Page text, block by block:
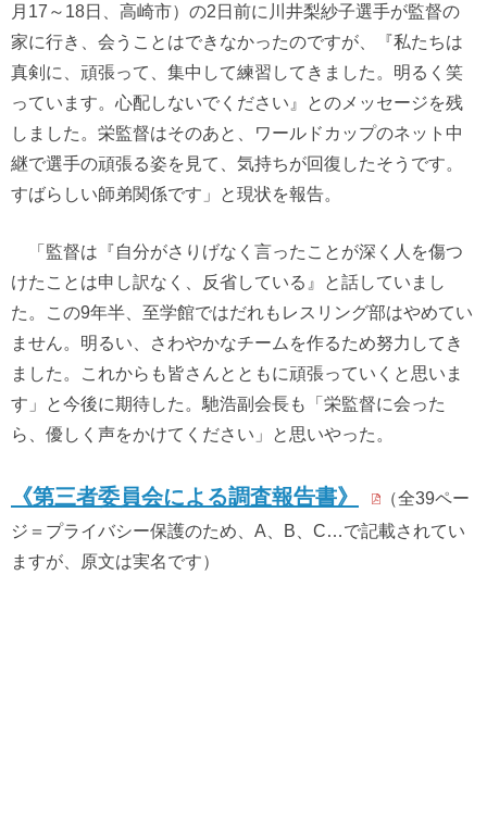
月17～18日、高崎市）の2日前に川井梨紗子選手が監督の
家に行き、会うことはできなかったのですが、『私たちは
真剣に、頑張って、集中して練習してきました。明るく笑
っています。心配しないでください』とのメッセージを残
しました。栄監督はそのあと、ワールドカップのネット中
継で選手の頑張る姿を見て、気持ちが回復したそうです。
すばらしい師弟関係です」と現状を報告。
「監督は『自分がさりげなく言ったことが深く人を傷つ
けたことは申し訳なく、反省している』と話していまし
た。この9年半、至学館ではだれもレスリング部はやめてい
ません。明るい、さわやかなチームを作るため努力してき
ました。これからも皆さんとともに頑張っていくと思いま
す」と今後に期待した。馳浩副会長も「栄監督に会った
ら、優しく声をかけてください」と思いやった。
《第三者委員会による調査報告書》
（全39ペー
ジ＝プライバシー保護のため、A、B、C…で記載されてい
ますが、原文は実名です）